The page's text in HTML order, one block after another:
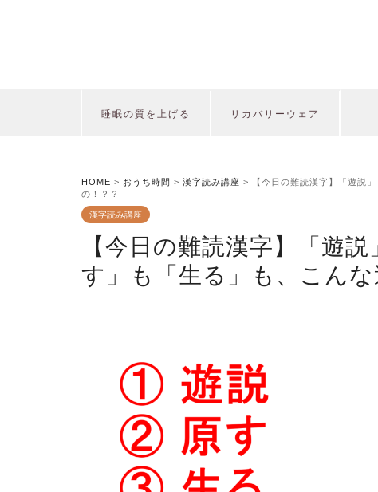
睡眠の質を上げる リカバリーウェア
HOME > おうち時間 > 漢字読み講座 >
【今日の難読漢字】「遊説
の！？？
漢字読み講座
【今日の難読漢字】「遊
す」も「生る」も、こん